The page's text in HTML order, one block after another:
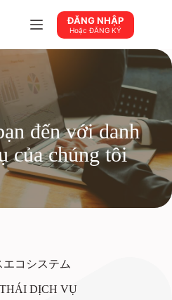
ĐĂNG NHẬP
Hoặc ĐĂNG KÝ
đến với danh
của chúng tôi
エコシステム
DỊCH VỤ